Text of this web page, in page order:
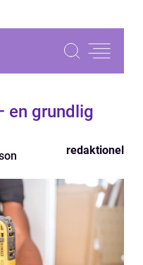
en grundlig
redaktionel